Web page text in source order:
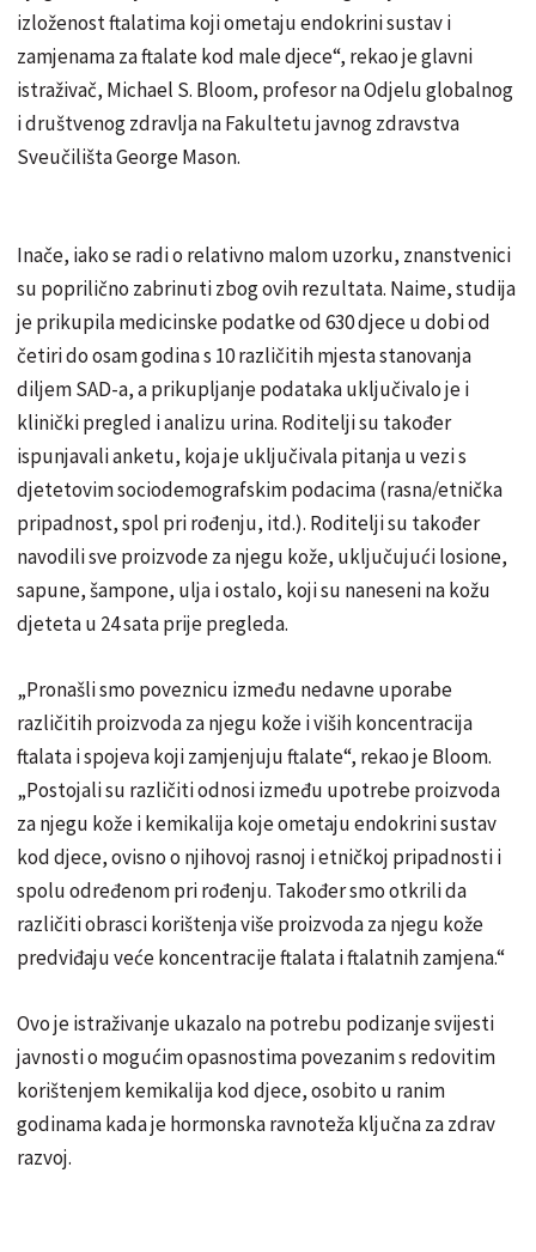
izloženost ftalatima koji ometaju endokrini sustav i
zamjenama za ftalate kod male djece“, rekao je glavni
istraživač, Michael S. Bloom, profesor na Odjelu globalnog
i društvenog zdravlja na Fakultetu javnog zdravstva
Sveučilišta George Mason.
Inače, iako se radi o relativno malom uzorku, znanstvenici
su poprilično zabrinuti zbog ovih rezultata. Naime, studija
je prikupila medicinske podatke od 630 djece u dobi od
četiri do osam godina s 10 različitih mjesta stanovanja
diljem SAD-a, a prikupljanje podataka uključivalo je i
klinički pregled i analizu urina. Roditelji su također
ispunjavali anketu, koja je uključivala pitanja u vezi s
djetetovim sociodemografskim podacima (rasna/etnička
pripadnost, spol pri rođenju, itd.). Roditelji su također
navodili sve proizvode za njegu kože, uključujući losione,
sapune, šampone, ulja i ostalo, koji su naneseni na kožu
djeteta u 24 sata prije pregleda.
„Pronašli smo poveznicu između nedavne uporabe
različitih proizvoda za njegu kože i viših koncentracija
ftalata i spojeva koji zamjenjuju ftalate“, rekao je Bloom.
„Postojali su različiti odnosi između upotrebe proizvoda
za njegu kože i kemikalija koje ometaju endokrini sustav
kod djece, ovisno o njihovoj rasnoj i etničkoj pripadnosti i
spolu određenom pri rođenju. Također smo otkrili da
različiti obrasci korištenja više proizvoda za njegu kože
predviđaju veće koncentracije ftalata i ftalatnih zamjena.“
Ovo je istraživanje ukazalo na potrebu podizanje svijesti
javnosti o mogućim opasnostima povezanim s redovitim
korištenjem kemikalija kod djece, osobito u ranim
godinama kada je hormonska ravnoteža ključna za zdrav
razvoj.